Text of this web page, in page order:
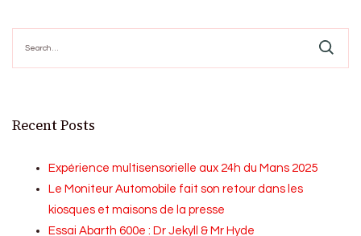
for:
Recent Posts
Expérience multisensorielle aux 24h du Mans 2025
Le Moniteur Automobile fait son retour dans les
kiosques et maisons de la presse
Essai Abarth 600e : Dr Jekyll & Mr Hyde